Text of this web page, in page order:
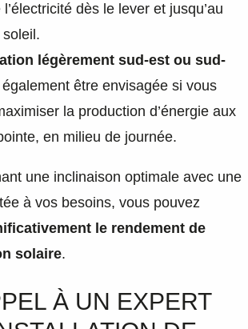
dès le lever et jusqu’au
légèrement sud-est ou sud-
être envisagée si vous
la production d’énergie aux
en milieu de journée.
une inclinaison optimale avec une
à vos besoins, vous pouvez
le rendement de
solaire.
À UN EXPERT